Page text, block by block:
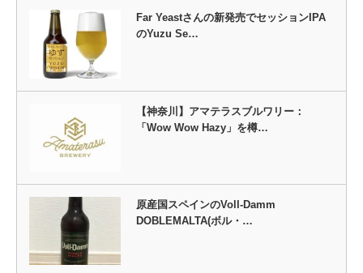
Far Yeastさんの新発売でセッションIPA
のYuzu Se…
【神奈川】アマテラスブルワリー：
「Wow Wow Hazy」を樽…
原産国スペインのVoll-Damm
DOBLEMALTA(ボル・…